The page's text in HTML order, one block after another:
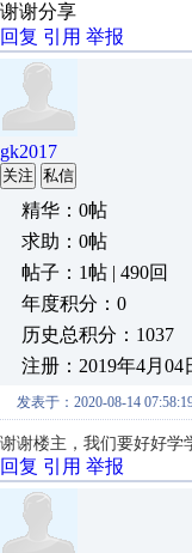
谢谢分享
回复 引用 举报
gk2017
关注 私信
精华：0帖
求助：0帖
帖子：1帖 | 490回
年度积分：0
历史总积分：1037
注册：2019年4月04
发表于：2020-08-14
谢谢楼主，我们要好好学
回复 引用 举报